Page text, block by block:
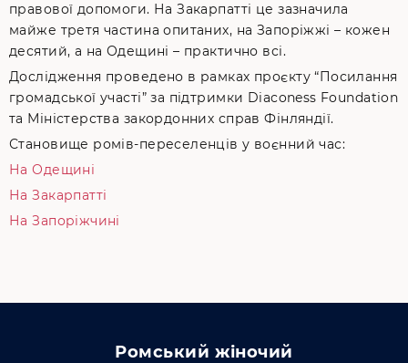
правової допомоги. На Закарпатті це зазначила
майже третя частина опитаних, на Запоріжжі – кожен
десятий, а на Одещині – практично всі.
Дослідження проведено в рамках проєкту “Посилання
громадської участі” за підтримки Diaconess Foundation
та Міністерства закордонних справ Фінляндії.
Становище ромів-переселенців у воєнний час:
На Одещині
На Закарпатті
На Запоріжчині
Ромський жіночий